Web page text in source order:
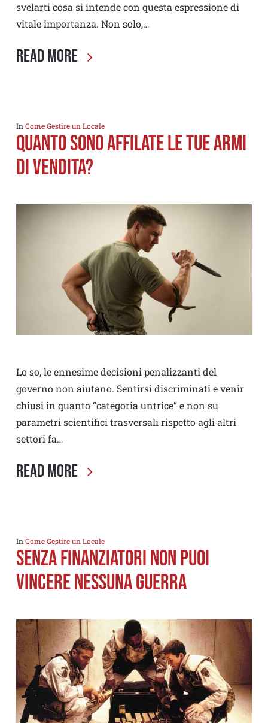
svelarti cosa si intende con questa espressione di
vitale importanza. Non solo,…
Read More
In Come Gestire un Locale
Quanto sono affilate le tue armi
di vendita?
Lo so, le ennesime decisioni penalizzanti del
governo non aiutano. Sentirsi discriminati e venir
chiusi in quanto “categoria untrice” e non su
parametri scientifici trasversali rispetto agli altri
settori fa…
Read More
In Come Gestire un Locale
Senza finanziatori non puoi
vincere nessuna guerra